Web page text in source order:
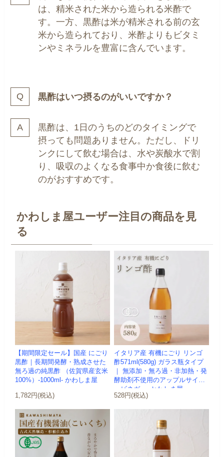
は、精米された米から造られる米酢で
す。一方、黒酢は米が精米される前の玄
米から造られており、米酢よりもビタミ
ンやミネラルを豊富に含んでいます。
黒酢はいつ摂るのがいいですか？
黒酢は、1日のうちのどのタイミングで
摂っても問題ありません。ただし、ドリ
ンクにして飲む場合は、水や炭酸水で割
り、吸収のよくなる食事中か食後に飲む
のがおすすめです。
かわしま屋ユーザー注目の商品を見
る
【期間限定セール】国産 にごり
黒酢｜長期間発酵・熟成させた
無ろ過の純黒酢 （佐賀県産玄米
100%）-1000ml- かわしま屋
1,782円(税込)
イタリア産 有機にごり リンゴ
酢571ml(580g) ガラス瓶タイプ
｜ 無添加・無ろ過・非加熱・発
酵助剤不使用のアップルサイダ
ービネガー -かわしま屋-
528円(税込)